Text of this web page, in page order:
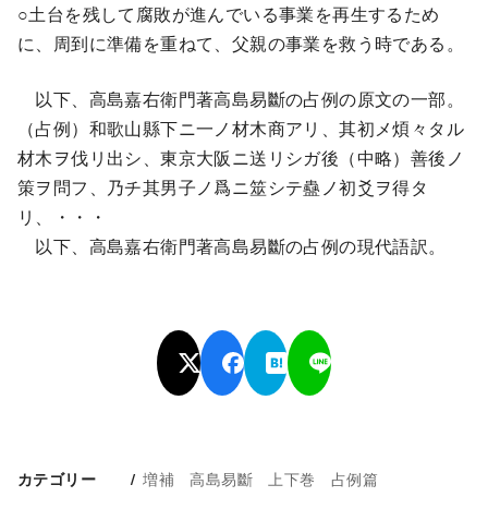
○土台を残して腐敗が進んでいる事業を再生するため
に、周到に準備を重ねて、父親の事業を救う時である。
以下、高島嘉右衛門著高島易斷の占例の原文の一部。
（占例）和歌山縣下ニ一ノ材木商アリ、其初メ煩々タル
材木ヲ伐リ出シ、東京大阪ニ送リシガ後（中略）善後ノ
策ヲ問フ、乃チ其男子ノ爲ニ筮シテ蠱ノ初爻ヲ得タ
リ、・・・
以下、高島嘉右衛門著高島易斷の占例の現代語訳。
カテゴリー 増補 高島易斷 上下巻 占例篇